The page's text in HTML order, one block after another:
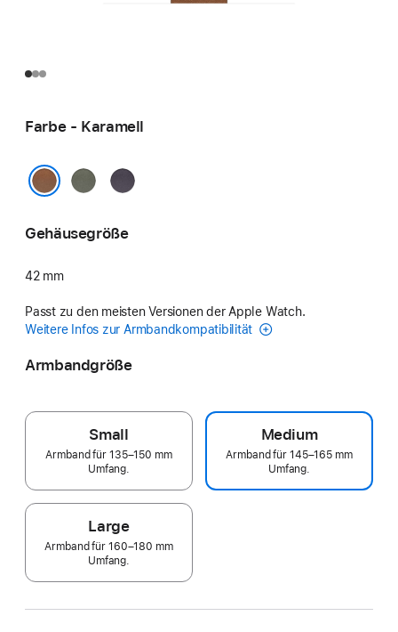
Farbe - Karamell
SilbergrauMitternachtsviolett
Gehäusegröße
42 mm
Passt zu den meisten Versionen der Apple Watch.
Weitere Infos zur Armbandkompatibilität
Armbandgröße
Small
Armband für 135–150 mm
Umfang.
Medium
Armband für 145–165 mm
Umfang.
Large
Armband für 160–180 mm
Umfang.